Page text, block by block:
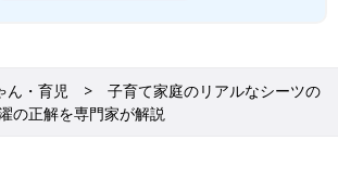
ん・育児
子育て家庭のリアルなシーツの
の正解を専門家が解説